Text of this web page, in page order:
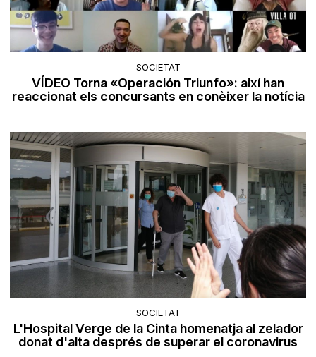
SOCIETAT
VÍDEO Torna «Operación Triunfo»: així han
reaccionat els concursants en conèixer la notícia
SOCIETAT
L'Hospital Verge de la Cinta homenatja al zelador
donat d'alta després de superar el coronavirus